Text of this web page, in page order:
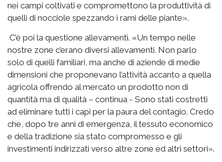
nei campi coltivati e compromettono la produttività di
quelli di nocciole spezzando i rami delle piante».
C’è poi la questione allevamenti. «Un tempo nelle
nostre zone c’erano diversi allevamenti. Non parlo
solo di quelli familiari, ma anche di aziende di medie
dimensioni che proponevano l’attività accanto a quella
agricola offrendo al mercato un prodotto non di
quantità ma di qualità – continua - Sono stati costretti
ad eliminare tutti i capi per la paura del contagio. Credo
che, dopo tre anni di emergenza, il tessuto economico
e della tradizione sia stato compromesso e gli
investimenti indirizzati verso altre zone ed altri settori».